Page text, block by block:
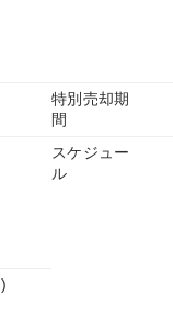
特別売却期
間
スケジュー
ル
)